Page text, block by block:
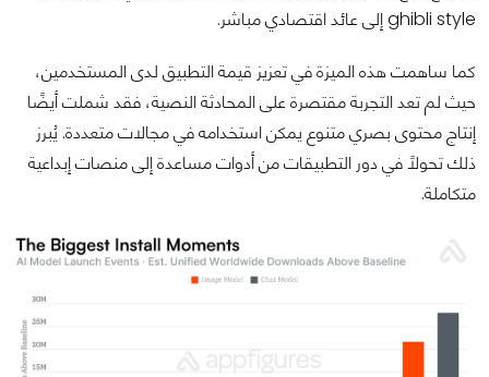
ghibli style إلى عائد اقتصادي مباشر.
كما ساهمت هذه الميزة في تعزيز قيمة التطبيق لدى المستخدمين،
حيث لم تعد التجربة مقتصرة على المحادثة النصية، فقد شملت أيضًا
إنتاج محتوى بصري متنوع يمكن استخدامه في مجالات متعددة. يُبرز
ذلك تحولًا في دور التطبيقات من أدوات مساعدة إلى منصات إبداعية
متكاملة.